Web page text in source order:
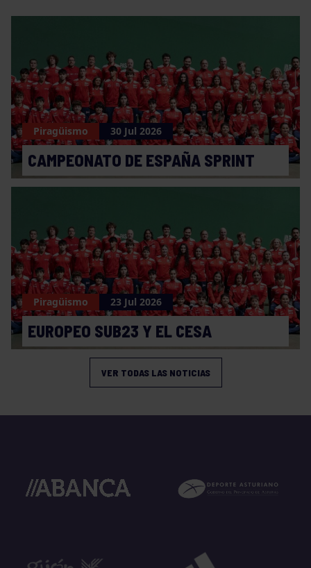
Piragüismo 30 Jul 2026
CAMPEONATO DE ESPAÑA SPRINT
Piragüismo 23 Jul 2026
EUROPEO SUB23 Y EL CESA
VER TODAS LAS NOTICIAS